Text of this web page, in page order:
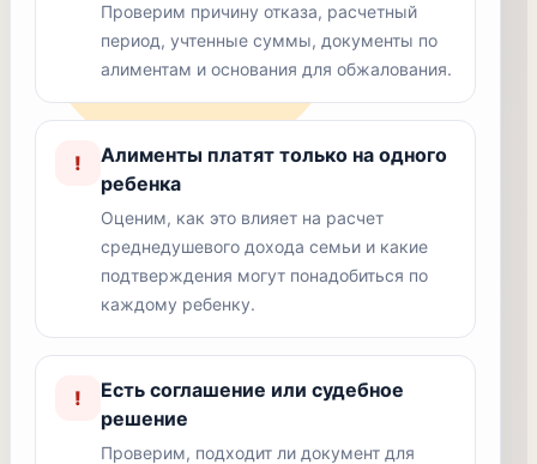
Проверим причину отказа, расчетный
период, учтенные суммы, документы по
алиментам и основания для обжалования.
!
Алименты платят только на одного
ребенка
Оценим, как это влияет на расчет
среднедушевого дохода семьи и какие
подтверждения могут понадобиться по
каждому ребенку.
!
Есть соглашение или судебное
решение
Проверим, подходит ли документ для